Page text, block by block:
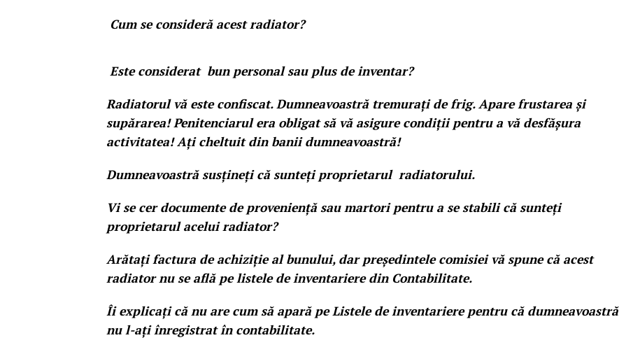
Cum se consideră acest radiator?
Este considerat bun personal sau plus de inventar?
Radiatorul vă este confiscat. Dumneavoastră tremurați de frig. Apare frustarea și
supărarea! Penitenciarul era obligat să vă asigure condiții pentru a vă desfășura
activitatea! Ați cheltuit din banii dumneavoastră!
Dumneavoastră susțineți că sunteți proprietarul radiatorului.
Vi se cer documente de proveniență sau martori pentru a se stabili că sunteți
proprietarul acelui radiator?
Arătați factura de achiziție al bunului, dar președintele comisiei vă spune că acest
radiator nu se află pe listele de inventariere din Contabilitate.
Îi explicați că nu are cum să apară pe Listele de inventariere pentru că dumneavoastră
nu l-ați înregistrat în contabilitate.